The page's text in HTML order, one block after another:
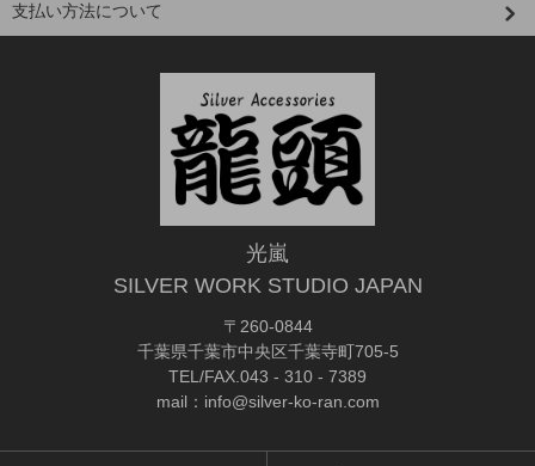
支払い方法について
光嵐
SILVER WORK STUDIO JAPAN
〒260-0844
千葉県千葉市中央区千葉寺町705-5
TEL/FAX.043 - 310 - 7389
mail：info@silver-ko-ran.com